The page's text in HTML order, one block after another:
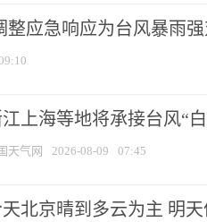
整应急响应为台风暴雨
上海等地将承接台风“
天气网 2026-08-09 07:45
天北京晴到多云为主 明